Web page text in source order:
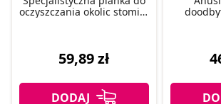
oczyszczania okolic stomii i
59,89 zł